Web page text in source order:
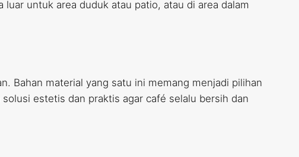
untuk area duduk atau patio, atau di area dalam
Bahan material yang satu ini memang menjadi pilihan
estetis dan praktis agar café selalu bersih dan